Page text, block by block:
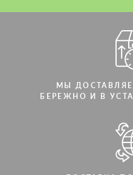
МЫ
БЕРЕЖНО И В